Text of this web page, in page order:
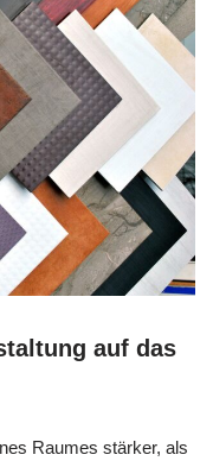
auf das
Raumes stärker, als